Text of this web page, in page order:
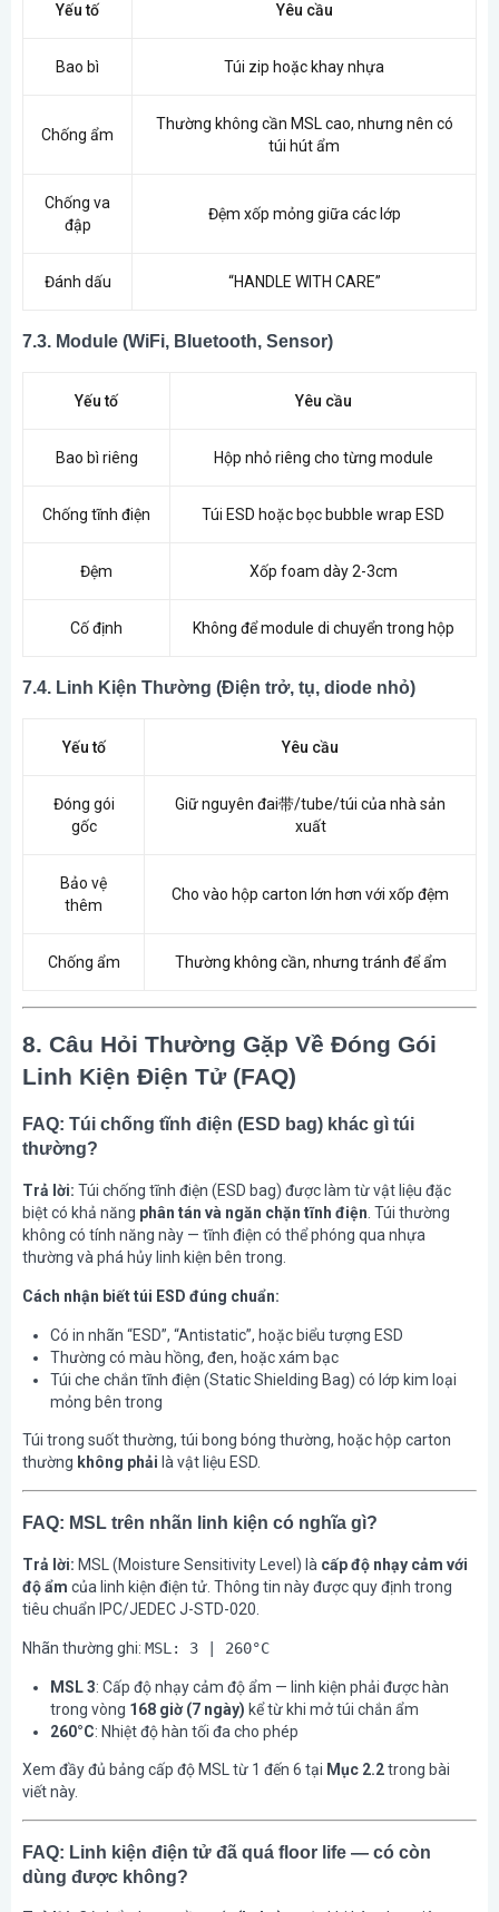
Yếu tố Yêu cầu
Bao bì Túi zip hoặc khay nhựa
Chống ẩm
Thường không cần MSL cao, nhưng nên có
túi hút ẩm
Chống va
đập
Đệm xốp mỏng giữa các lớp
Đánh dấu “HANDLE WITH CARE”
7.3. Module (WiFi, Bluetooth, Sensor)
Yếu tố Yêu cầu
Bao bì riêng Hộp nhỏ riêng cho từng module
Chống tĩnh điện Túi ESD hoặc bọc bubble wrap ESD
Đệm Xốp foam dày 2-3cm
Cố định Không để module di chuyển trong hộp
7.4. Linh Kiện Thường (Điện trở, tụ, diode nhỏ)
Yếu tố Yêu cầu
Đóng gói
gốc
Giữ nguyên đai带/tube/túi của nhà sản
xuất
Bảo vệ
thêm
Cho vào hộp carton lớn hơn với xốp đệm
Chống ẩm Thường không cần, nhưng tránh để ẩm
8. Câu Hỏi Thường Gặp Về Đóng Gói
Linh Kiện Điện Tử (FAQ)
FAQ: Túi chống tĩnh điện (ESD bag) khác gì túi
thường?
Trả lời: Túi chống tĩnh điện (ESD bag) được làm từ vật liệu đặc
biệt có khả năng phân tán và ngăn chặn tĩnh điện . Túi thường
không có tính năng này — tĩnh điện có thể phóng qua nhựa
thường và phá hủy linh kiện bên trong.
Cách nhận biết túi ESD đúng chuẩn:
Có in nhãn “ESD”, “Antistatic”, hoặc biểu tượng ESD
Thường có màu hồng, đen, hoặc xám bạc
Túi che chắn tĩnh điện (Static Shielding Bag) có lớp kim loại
mỏng bên trong
Túi trong suốt thường, túi bong bóng thường, hoặc hộp carton
thường không phải là vật liệu ESD.
FAQ: MSL trên nhãn linh kiện có nghĩa gì?
Trả lời: MSL (Moisture Sensitivity Level) là cấp độ nhạy cảm với
độ ẩm của linh kiện điện tử. Thông tin này được quy định trong
tiêu chuẩn IPC/JEDEC J-STD-020.
Nhãn thường ghi: MSL: 3 | 260°C
MSL 3: Cấp độ nhạy cảm độ ẩm — linh kiện phải được hàn
trong vòng 168 giờ (7 ngày) kể từ khi mở túi chắn ẩm
260°C: Nhiệt độ hàn tối đa cho phép
Xem đầy đủ bảng cấp độ MSL từ 1 đến 6 tại Mục 2.2trong bài
viết này.
FAQ: Linh kiện điện tử đã quá floor life — có còn
dùng được không?